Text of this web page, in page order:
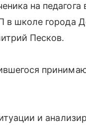
на педагога
в школе города
Песков.
и